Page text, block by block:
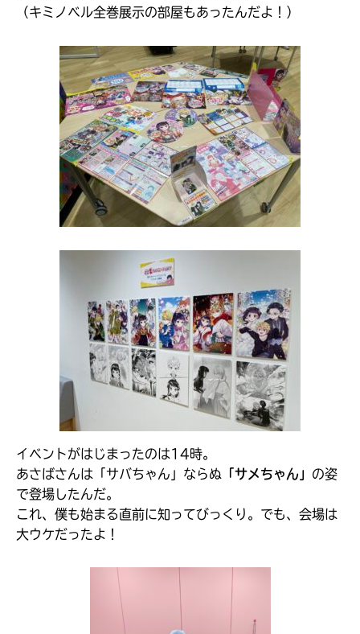
見られる
（キミノベル全巻展示の部屋もあったんだよ！）
イベントがはじまったのは14時。
あさばさんは「サバちゃん」ならぬ 「サメちゃん」 の姿
で登場したんだ。
これ、僕も始まる直前に知ってびっくり。でも、会場は
大ウケだったよ！